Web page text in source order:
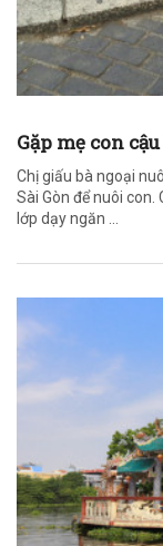
Gặp mẹ con
Chị giấu bà ngoại
Sài Gòn để nuôi con.
lớp dạy ngăn ...